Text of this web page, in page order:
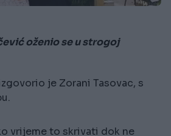
oženio se u strogoj
je Zorani Tasovac, s
vrijeme to skrivati dok ne